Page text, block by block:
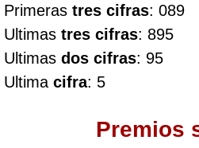
Culona día
Culona noche
Primeras tres cifras: 089
Ultimas tres cifras: 895
Ultimas dos cifras: 95
Ultima cifra: 5
Premios